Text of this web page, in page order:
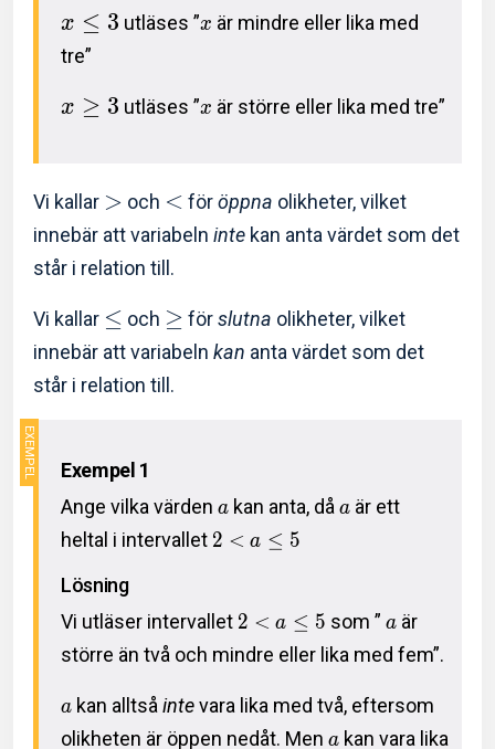
x ≤ 3 utläses ”x är mindre eller lika med
tre”
x ≥ 3 utläses ”x är större eller lika med tre”
Vi kallar > och < föröppna olikheter, vilket
innebär att variabeln inte kan anta värdet som det
står i relation till.
Vi kallar ≤ och ≥ förslutna olikheter, vilket
innebär att variabeln kan anta värdet som det
står i relation till.
Exempel 1
Ange vilka värden a kan anta, då a är ett
heltal i intervallet 2 < a ≤ 5
Lösning
Vi utläser intervallet 2 < a ≤ 5 som ”a är
större än två och mindre eller lika med fem”.
a kan alltså intevara lika med två, eftersom
olikheten är öppen nedåt. Men a kan vara lika